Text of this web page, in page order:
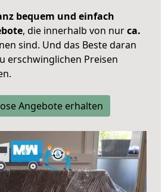
bequem und einfach
, die innerhalb von nurca.
sind. Und das Beste daran
erschwinglichen Preisen
Angebote erhalten